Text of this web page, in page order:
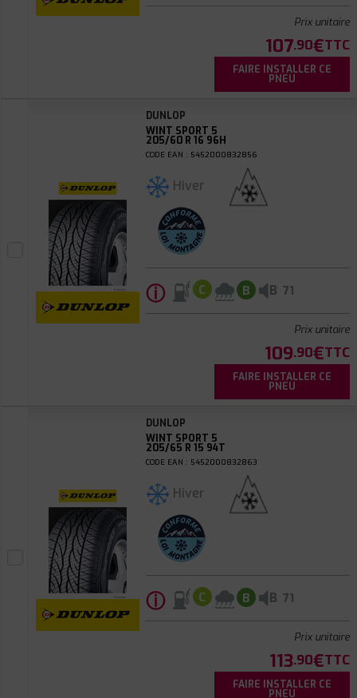
Prix unitaire
107.90€TTC
FAIRE INSTALLER CE
PNEU
DUNLOP
WINT SPORT 5
205/60 R 16 96H
CODE EAN : 5452000832856
Hiver
ⓘ C B B 71
Prix unitaire
109.90€TTC
FAIRE INSTALLER CE
PNEU
DUNLOP
WINT SPORT 5
205/65 R 15 94T
CODE EAN : 5452000832863
Hiver
ⓘ C B B 71
Prix unitaire
113.90€TTC
FAIRE INSTALLER CE
PNEU